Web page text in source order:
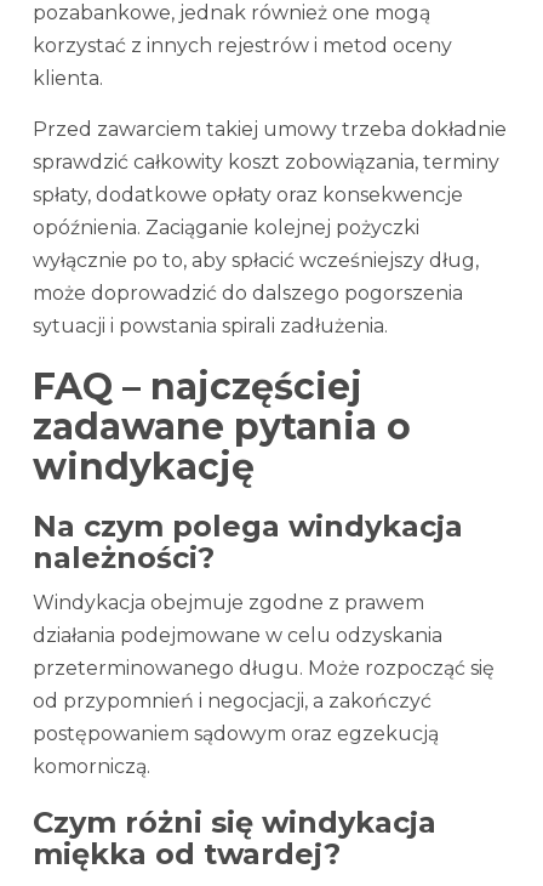
pozabankowe, jednak również one mogą
korzystać z innych rejestrów i metod oceny
klienta.
Przed zawarciem takiej umowy trzeba dokładnie
sprawdzić całkowity koszt zobowiązania, terminy
spłaty, dodatkowe opłaty oraz konsekwencje
opóźnienia. Zaciąganie kolejnej pożyczki
wyłącznie po to, aby spłacić wcześniejszy dług,
może doprowadzić do dalszego pogorszenia
sytuacji i powstania spirali zadłużenia.
FAQ – najczęściej
zadawane pytania o
windykację
Na czym polega windykacja
należności?
Windykacja obejmuje zgodne z prawem
działania podejmowane w celu odzyskania
przeterminowanego długu. Może rozpocząć się
od przypomnień i negocjacji, a zakończyć
postępowaniem sądowym oraz egzekucją
komorniczą.
Czym różni się windykacja
miękka od twardej?